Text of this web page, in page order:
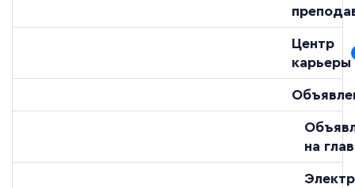
Центр
карьеры
на